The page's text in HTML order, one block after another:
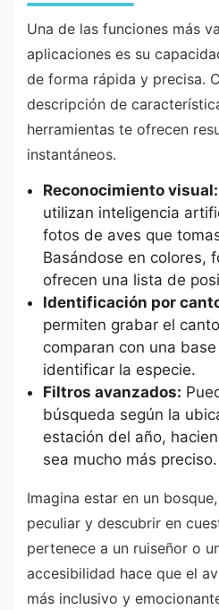
Una de las funciones más
aplicaciones es su
de forma rápida y precisa.
descripción de
herramientas te ofrecen
instantáneos.
Reconocimiento visual:
utilizan inteligencia
fotos de aves que
Basándose en colores,
ofrecen una lista de
Identificación por
permiten grabar el
comparan con una
identificar la especie.
Filtros avanzados:
búsqueda según la
estación del año,
sea mucho más preciso.
Imagina estar en un
peculiar y descubrir en
pertenece a un ruiseñor o
accesibilidad hace que el
más inclusivo y